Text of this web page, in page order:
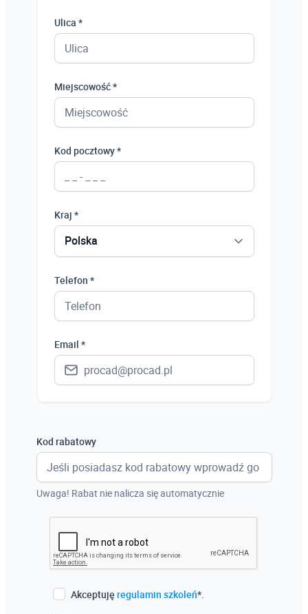
Ulica *
Miejscowość *
Kod pocztowy *
Kraj *
Polska
Telefon *
Email *
Kod rabatowy
Uwaga! Rabat nie nalicza się automatycznie
Akceptuję regulamin szkoleń*.
Polska
Ukraina
Niemcy
Wielka Brytania
Włochy
Francja
Szwecja
Holandia
Czechy